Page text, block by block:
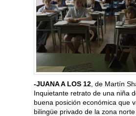
-JUANA A LOS 12 , de Martín
Inquietante retrato de una niña
buena posición económica que
bilingüe privado de la zona